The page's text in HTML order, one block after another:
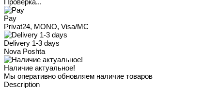
Проверка...
Pay
Privat24, MONO, Visa/MC
Delivery 1-3 days
Nova Poshta
Наличие актуальное!
Мы оперативно обновляем наличие товаров
Description